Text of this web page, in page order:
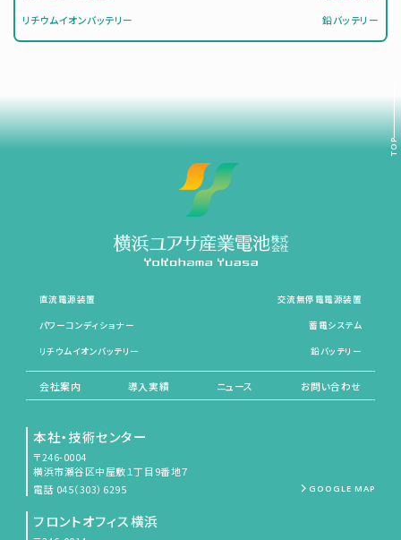
リチウムイオンバッテリー
鉛バッテリー
直流電源装置 交流無停電電源装置
パワーコンディショナー 蓄電システム
リチウムイオンバッテリー 鉛バッテリー
会社案内 導入実績 ニュース お問い合わせ
本社・技術センター
〒246-0004
横浜市瀬谷区中屋敷１丁目9番地７
電話 045（303）6295
GOOGLE MAP
フロントオフィス横浜
TOP